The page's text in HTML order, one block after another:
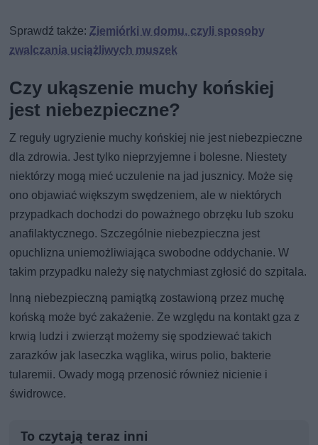
Sprawdź także: Ziemiórki w domu, czyli sposoby
zwalczania uciążliwych muszek
Czy ukąszenie muchy końskiej
jest niebezpieczne?
Z reguły ugryzienie muchy końskiej nie jest niebezpieczne
dla zdrowia. Jest tylko nieprzyjemne i bolesne. Niestety
niektórzy mogą mieć uczulenie na jad jusznicy. Może się
ono objawiać większym swędzeniem, ale w niektórych
przypadkach dochodzi do poważnego obrzęku lub szoku
anafilaktycznego. Szczególnie niebezpieczna jest
opuchlizna uniemożliwiająca swobodne oddychanie. W
takim przypadku należy się natychmiast zgłosić do szpitala.
Inną niebezpieczną pamiątką zostawioną przez muchę
końską może być zakażenie. Ze względu na kontakt gza z
krwią ludzi i zwierząt możemy się spodziewać takich
zarazków jak laseczka wąglika, wirus polio, bakterie
tularemii. Owady mogą przenosić również nicienie i
świdrowce.
To czytają teraz inni